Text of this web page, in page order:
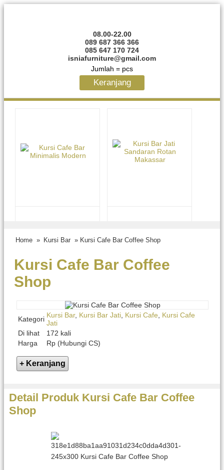
08.00-22.00
089 687 366 366
085 647 170 724
isniafurniture@gmail.com
Jumlah = pcs
Keranjang
Home » Kursi Bar » Kursi Cafe Bar Coffee Shop
Kursi Cafe Bar Coffee
Shop
Kategori Kursi Bar, Kursi Bar Jati Kursi Cafe
Kursi Cafe
Jati
Di lihat
172 kali
Harga
Rp (Hubungi CS)
Detail Produk Kursi Cafe Bar Coffee
Shop